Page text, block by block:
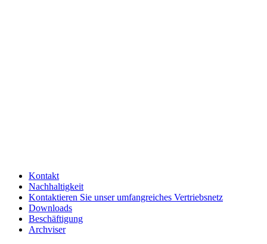
Kontakt
Nachhaltigkeit
Kontaktieren Sie unser umfangreiches Vertriebsnetz
Downloads
Beschäftigung
Archviser